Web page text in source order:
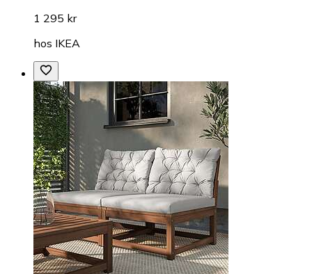
1 295 kr
hos IKEA